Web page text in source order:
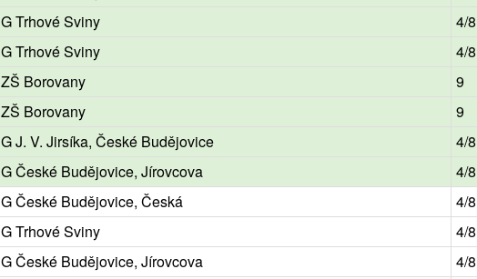
G Trhové Sviny 4/8
G Trhové Sviny 4/8
ZŠ Borovany 9
ZŠ Borovany 9
G J. V. Jirsíka, České Budějovice 4/8
G České Budějovice, Jírovcova 4/8
G České Budějovice, Česká 4/8
G Trhové Sviny 4/8
G České Budějovice, Jírovcova 4/8